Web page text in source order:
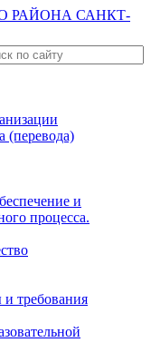
РАЙОНА САНКТ-
(перевода)
и
процесса.
и требования